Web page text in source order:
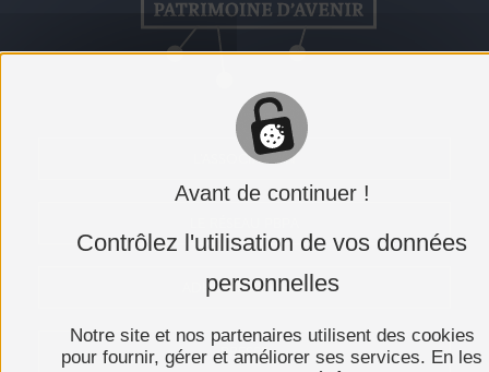
L'ASSOCIATION
ADHÉRER AU PBPA
PRESSE
Avant de continuer !
Contrôlez l'utilisation de vos données
personnelles
Notre site et nos partenaires utilisent des cookies
pour fournir, gérer et améliorer ses services. En les